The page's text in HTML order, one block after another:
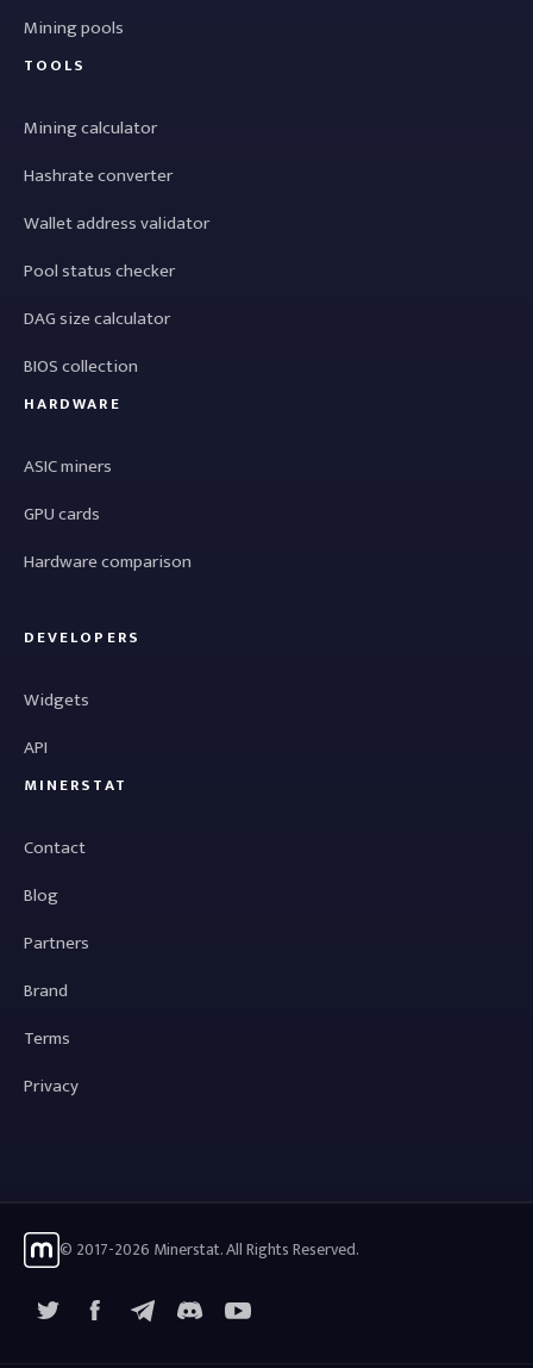
Mining pools
TOOLS
Mining calculator
Hashrate converter
Wallet address validator
Pool status checker
DAG size calculator
BIOS collection
HARDWARE
ASIC miners
GPU cards
Hardware comparison
DEVELOPERS
Widgets
API
MINERSTAT
Contact
Blog
Partners
Brand
Terms
Privacy
© 2017-2026 Minerstat. All Rights Reserved.
FacebookTelegramYouTube